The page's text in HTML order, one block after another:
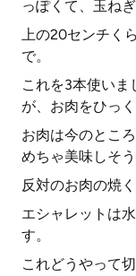
っぽくて、玉ね
上の20センチく
で。
これを3本使いま
が、お肉をひっ
お肉は今のとこ
めちゃ美味しそ
反対のお肉の焼
エシャレットは
す。
これどうやって